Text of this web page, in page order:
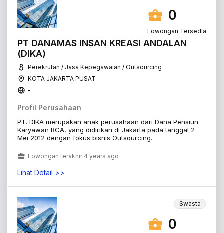
0
Lowongan Tersedia
PT DANAMAS INSAN KREASI ANDALAN
(DIKA)
Perekrutan / Jasa Kepegawaian / Outsourcing
KOTA JAKARTA PUSAT
-
Profil Perusahaan
PT. DIKA merupakan anak perusahaan dari Dana Pensiun
Karyawan BCA, yang didirikan di Jakarta pada tanggal 2
Mei 2012 dengan fokus bisnis Outsourcing.
Lowongan terakhir 4 years ago
Lihat Detail >>
Swasta
0